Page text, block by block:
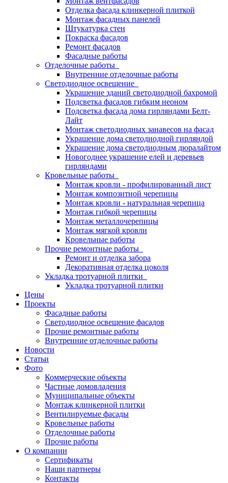
Отделка фасада клинкерной плиткой
Монтаж фасадных панелей
Штукатурка стен
Покраска фасадов
Ремонт фасадов
Фасадные работы
Отделочные работы
Внутренние отделочные работы
Светодиодное освещение
Украшение зданий светодиодной бахромой
Подсветка фасадов гибким неоном
Подсветка фасада дома гирляндами Белт-
Лайт
Монтаж светодиодных занавесов на фасад
Украшение дома светодиодной гирляндой
Украшение дома светодиодным дюралайтом
Новогоднее украшение елей и деревьев
гирляндами
Кровельные работы
Монтаж кровли - профилированный лист
Монтаж композитной черепицы
Монтаж кровли - натуральная черепица
Монтаж гибкой черепицы
Монтаж металлочерепицы
Монтаж мягкой кровли
Кровельные работы
Прочие ремонтные работы
Ремонт и отделка забора
Декоративная отделка цоколя
Укладка тротуарной плитки
Укладка тротуарной плитки
Цены
Проекты
Фасадные работы
Светодиодное освещение фасадов
Прочие ремонтные работы
Внутренние отделочные работы
Новости
Статьи
Фото
Коммерческие объекты
Частные домовладения
Муниципальные объекты
Монтаж клинкерной плитки
Вентилируемые фасады
Кровельные работы
Отделочные работы
Прочие работы
О компании
Сертификаты
Наши партнеры
Контакты